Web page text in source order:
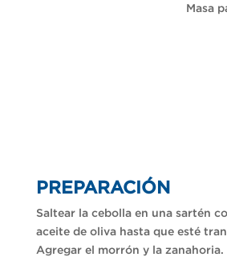
Masa
PREPARACIÓN
Saltear la cebolla en una sartén
aceite de oliva hasta que esté
Agregar el morrón y la